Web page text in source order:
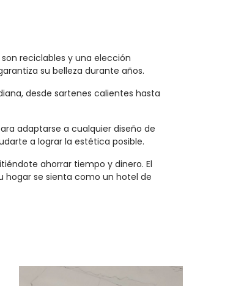
reciclables y una elección
su belleza durante años.
desde sartenes calientes hasta
adaptarse a cualquier diseño de
a lograr la estética posible.
ahorrar tiempo y dinero. El
hogar se sienta como un hotel de